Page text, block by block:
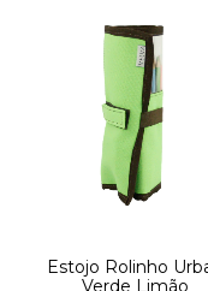
Estojo Rolinho
Verde Limão